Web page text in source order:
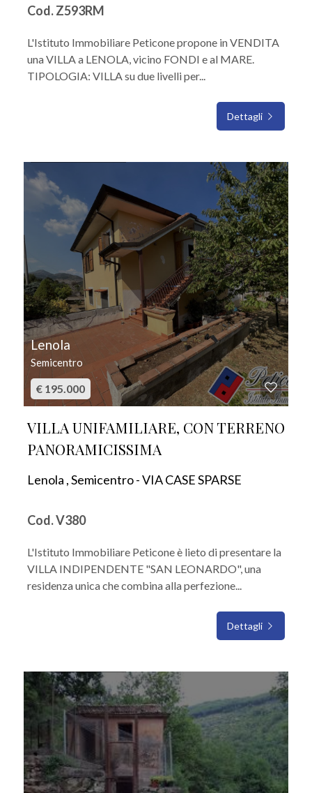
Cod. Z593RM
L'Istituto Immobiliare Peticone propone in VENDITA
una VILLA a LENOLA, vicino FONDI e al MARE.
TIPOLOGIA: VILLA su due livelli per...
Dettagli
Lenola
Semicentro
€ 195.000
VILLA UNIFAMILIARE, CON TERRENO
PANORAMICISSIMA
Lenola , Semicentro - VIA CASE SPARSE
Cod. V380
L'Istituto Immobiliare Peticone è lieto di presentare la
VILLA INDIPENDENTE "SAN LEONARDO", una
residenza unica che combina alla perfezione...
Dettagli